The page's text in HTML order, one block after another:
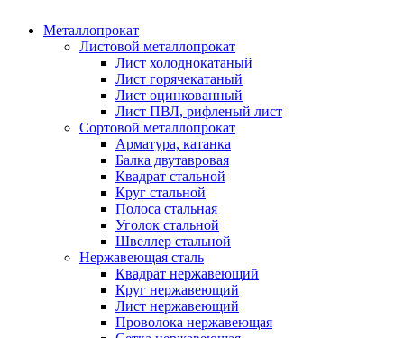
Металлопрокат
Листовой металлопрокат
Лист холоднокатаный
Лист горячекатаный
Лист оцинкованный
Лист ПВЛ, рифленый лист
Сортовой металлопрокат
Арматура, катанка
Балка двутавровая
Квадрат стальной
Круг стальной
Полоса стальная
Уголок стальной
Швеллер стальной
Нержавеющая сталь
Квадрат нержавеющий
Круг нержавеющий
Лист нержавеющий
Проволока нержавеющая